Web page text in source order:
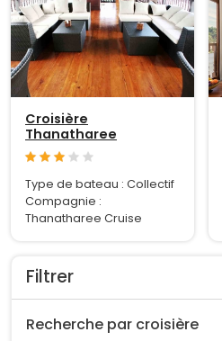
Filtrer
Recherche par croisière
Croisière
Thanatharee
Type de bateau : Collectif
Compagnie :
Thanatharee Cruise